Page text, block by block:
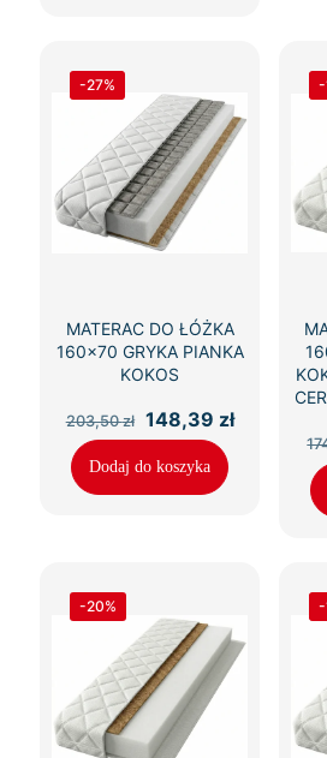
-27%
MATERAC DO ŁÓŻKA
160×70 GRYKA PIANKA
KOKOS
203,50zł
Pierwotna
cena
wynosiła:
203,50 zł.
148,39 złAktualna
148,39 zł.
Dodaj do koszyka
-
-20% -